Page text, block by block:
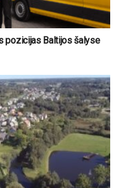
pozicijas Baltijos šalyse